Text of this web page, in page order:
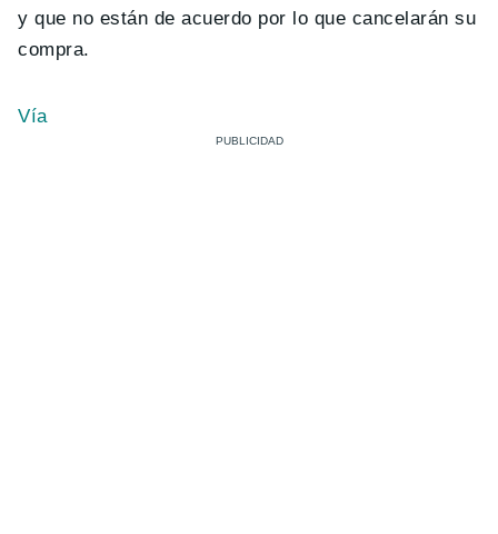
y que no están de acuerdo por lo que cancelarán su
compra.
Vía